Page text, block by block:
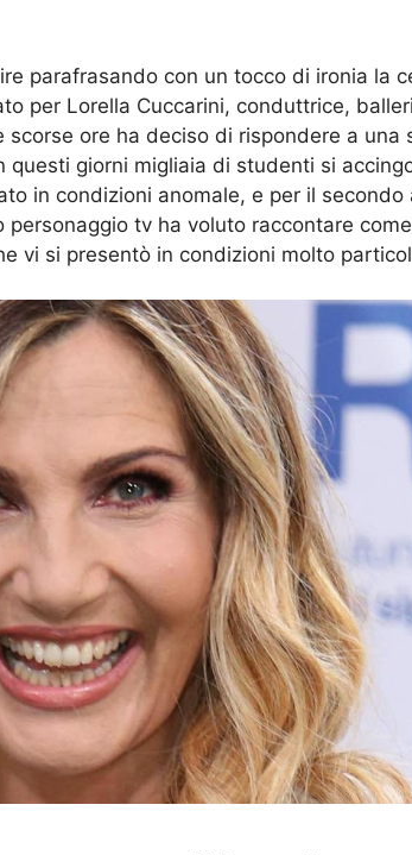
parafrasando con un tocco di ironia la
per Lorella Cuccarini, conduttrice,
scorse ore ha deciso di rispondere a una
giorni migliaia di studenti si
in condizioni anomale, e per il secondo
personaggio tv ha voluto raccontare
vi si presentò in condizioni molto